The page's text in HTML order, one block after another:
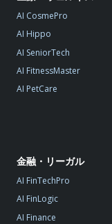
AI CosmePro
AI Hippo
AI SeniorTech
AI FitnessMaster
AI PetCare
金融・リーガル
AI FinTechPro
AI FinLogic
AI Finance